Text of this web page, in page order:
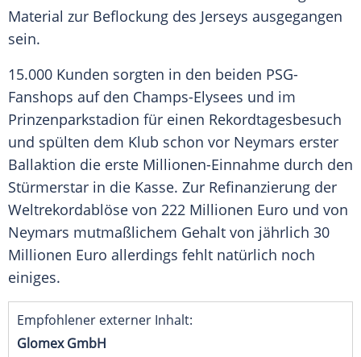
Material zur Beflockung des Jerseys ausgegangen
sein.
15.000 Kunden sorgten in den beiden PSG-
Fanshops auf den Champs-Elysees und im
Prinzenparkstadion für einen Rekordtagesbesuch
und spülten dem Klub schon vor Neymars erster
Ballaktion die erste Millionen-Einnahme durch den
Stürmerstar in die Kasse. Zur Refinanzierung der
Weltrekordablöse von 222 Millionen Euro und von
Neymars mutmaßlichem Gehalt von jährlich 30
Millionen Euro allerdings fehlt natürlich noch
einiges.
Empfohlener externer Inhalt:
Glomex GmbH